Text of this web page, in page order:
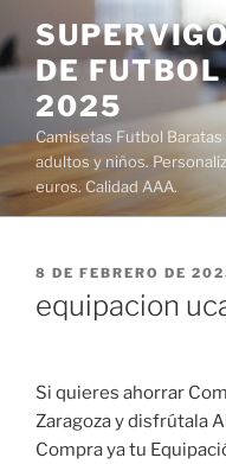
al
contenido
DE
2025
Camisetas Futbol
adultos y niños.
euros. Calidad AAA.
PUBLICADO
8 DE FEBRERO DE
equipacion
Si quieres ahorrar
Zaragoza y disfrútala
Compra ya tu